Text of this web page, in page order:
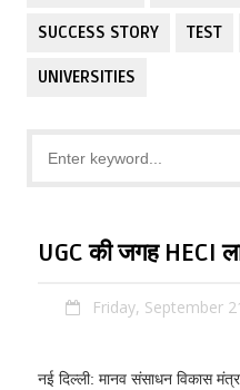
SUCCESS STORY TEST
UNIVERSITIES
UGC की जगह HECI
Friday, September
नई दिल्ली: मानव संसाधन विकास